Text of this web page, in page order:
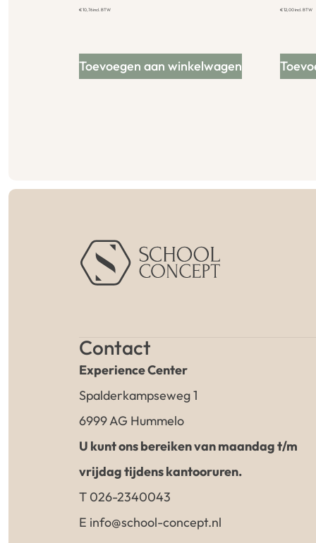
€10,76incl. BTW
Toevoegen aan winkelwagen
€12,00incl. BTW
Contact
Experience Center
Spalderkampseweg 1
6999 AG Hummelo
U kunt ons bereiken van maandag t/m
vrijdag tijdens kantooruren.
T 026-2340043
E info@school-concept.nl